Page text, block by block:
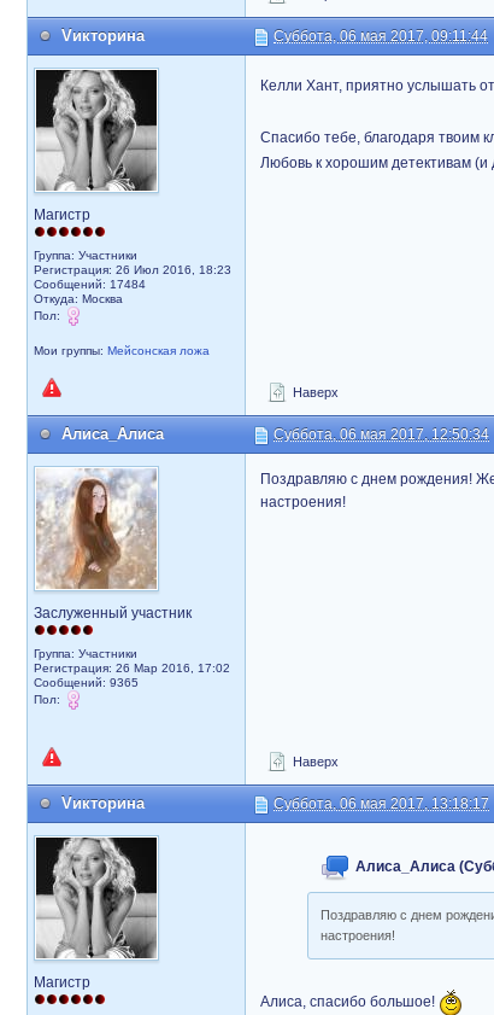
Vикторина Суббота, 06 мая 2017, 09:11:44
Магистр
Группа: Участники
Регистрация: 26 Июл 2016, 18:23
Сообщений: 17484
Откуда: Москва
Пол:
Мои группы: Мейсонская ложа
Келли Хант, приятно услышать
Спасибо тебе, благодаря твоим
Любовь к хорошим детективам (и
Наверх
Алиса_Алиса Суббота, 06 мая 2017, 12:50:34
Заслуженный участник
Группа: Участники
Регистрация: 26 Мар 2016, 17:02
Сообщений: 9365
Пол:
Поздравляю с днем рождения!
настроения!
Наверх
Vикторина Суббота, 06 мая 2017, 13:18:17
Магистр
Алиса_Алиса
Поздравляю с днем
настроения!
Алиса, спасибо большое!